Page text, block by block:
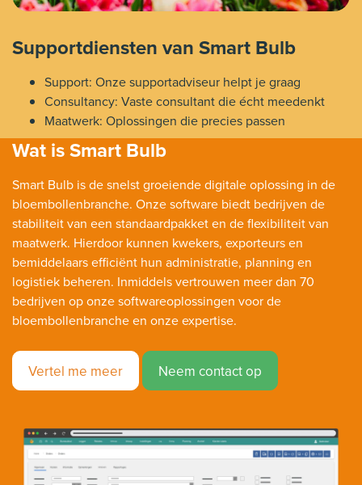
Supportdiensten van Smart Bulb
Support: Onze supportadviseur helpt je graag
Consultancy: Vaste consultant die écht meedenkt
Maatwerk: Oplossingen die precies passen
Wat is Smart Bulb
Smart Bulb is de snelst groeiende digitale oplossing in de
bloembollenbranche. Onze software biedt bedrijven de
stabiliteit van een standaardpakket en de flexibiliteit van
maatwerk. Hierdoor kunnen kwekers, exporteurs en
bemiddelaars efficiënt hun administratie, planning en
logistiek beheren. Inmiddels vertrouwen meer dan 70
bedrijven op onze softwareoplossingen voor de
bloembollenbranche en onze expertise.
Vertel me meer Neem contact op